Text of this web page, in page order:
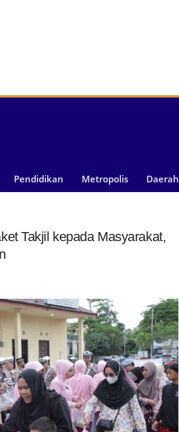
Pendidikan Metropolis Daerah
Takjil kepada Masyarakat,